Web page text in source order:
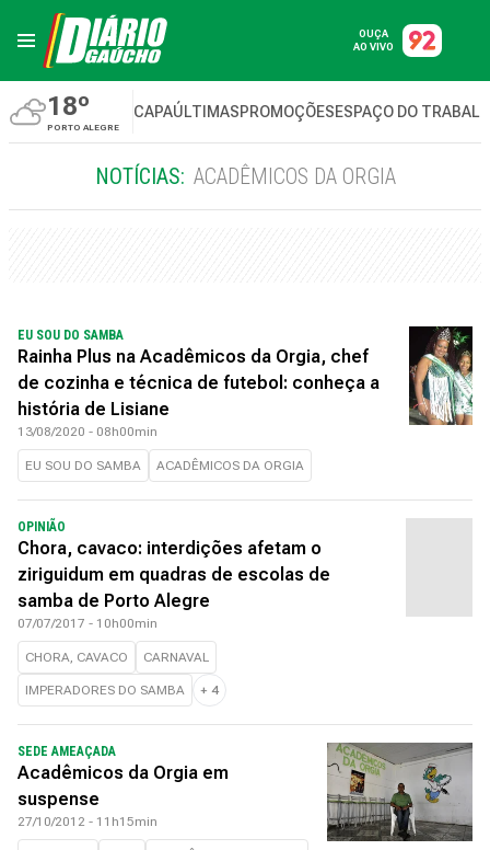
OUÇA
AO VIVO
18º
PORTO ALEGRE
CAPAÚLTIMASPROMOÇÕESESPAÇO DO
NOTÍCIAS: ACADÊMICOS DA ORGIA
EU SOU DO SAMBA
Rainha Plus na Acadêmicos da Orgia, chef
de cozinha e técnica de futebol: conheça a
história de Lisiane
13/08/2020 - 08h00min
EU SOU DO SAMBA ACADÊMICOS DA ORGIA
OPINIÃO
Chora, cavaco: interdições afetam o
ziriguidum em quadras de escolas de
samba de Porto Alegre
07/07/2017 - 10h00min
CHORA, CAVACO CARNAVAL
IMPERADORES DO SAMBA + 4
SEDE AMEAÇADA
Acadêmicos da Orgia em
suspense
27/10/2012 - 11h15min